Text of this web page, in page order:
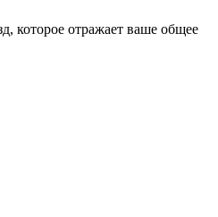
которое отражает ваше общее